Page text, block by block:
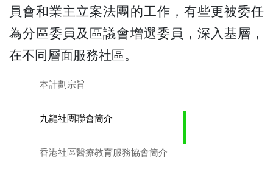
員會和業主立案法團的工作，有些更被委任
為分區委員及區議會增選委員，深入基層，
在不同層面服務社區。
本計劃宗旨
九龍社團聯會簡介
香港社區醫療教育服務協會簡介